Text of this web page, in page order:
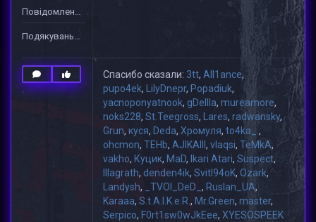
Повідомлень: 767
Подякувань: 1270
Спасибо сказали: 3tt, All1ance,
pupo4ek, LilyDnepr, Popadiuk,
yacnoponyatnook, gDeIIIa, mureamore,
noks228, St.Teegross, Lares, radwansky,
Grun, куся, Deda, Хромуля, to4ka_.,
ohcmon, TEHb, AJIKAIII , vlaqsi, TeMkA,
vakho, Куцик, MaD, Ikari Atari, Suspect,
lllagrath, denden4ik, Svitl94oK, Ozark,
Landysh, _TVOI_DeD_ , Ruslan_UA,
Karaaa, S.t.A.l.K.e.R., Mr.Green, master,
Serpico, F0rt1sw0wJkEee, XYESOSPEEK